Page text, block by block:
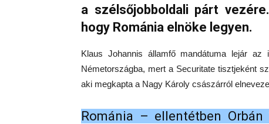
a szélsőjobboldali párt
hogy Románia elnöke legyen.
Klaus Johannis államfő mandátuma lejár
Németországba, mert a Securitate tisztjeként
aki megkapta a Nagy Károly császárról
Románia – ellentétben